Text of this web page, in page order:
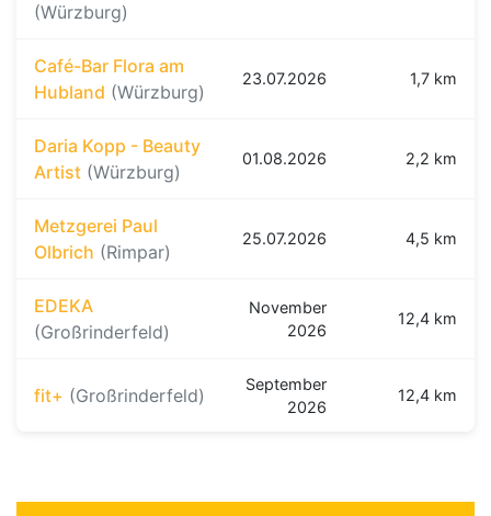
(Würzburg)
Café-Bar Flora am
Hubland (Würzburg)
23.07.2026 1,7 km
Daria Kopp - Beauty
Artist (Würzburg)
01.08.2026 2,2 km
Metzgerei Paul
Olbrich (Rimpar)
25.07.2026 4,5 km
EDEKA
(Großrinderfeld)
November
2026
12,4 km
fit+ (Großrinderfeld)
September
2026
12,4 km